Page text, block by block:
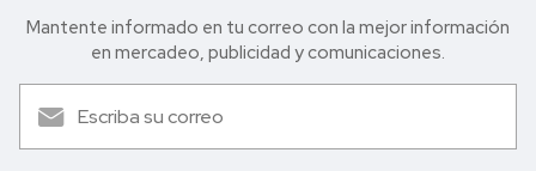
Mantente informado en tu correo con la mejor in formación
en mercadeo, publicidad y comunicaciones.